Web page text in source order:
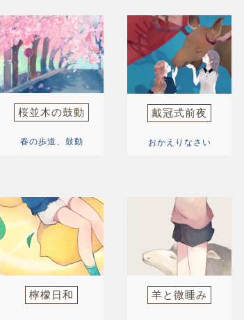
桜並木の鼓動
春の歩道、鼓動
戴冠式前夜
おかえりなさい
檸檬日和 羊と微睡み